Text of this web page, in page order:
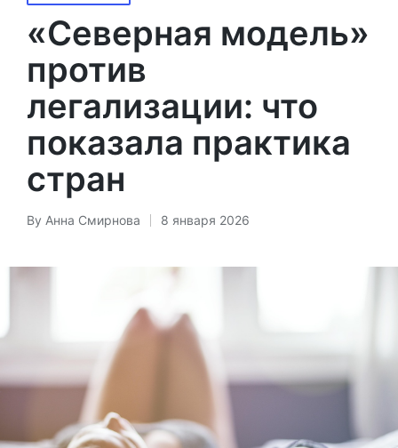
in
«Северная модель»
против
легализации: что
показала практика
стран
Posted
By Анна Смирнова 8 января 2026